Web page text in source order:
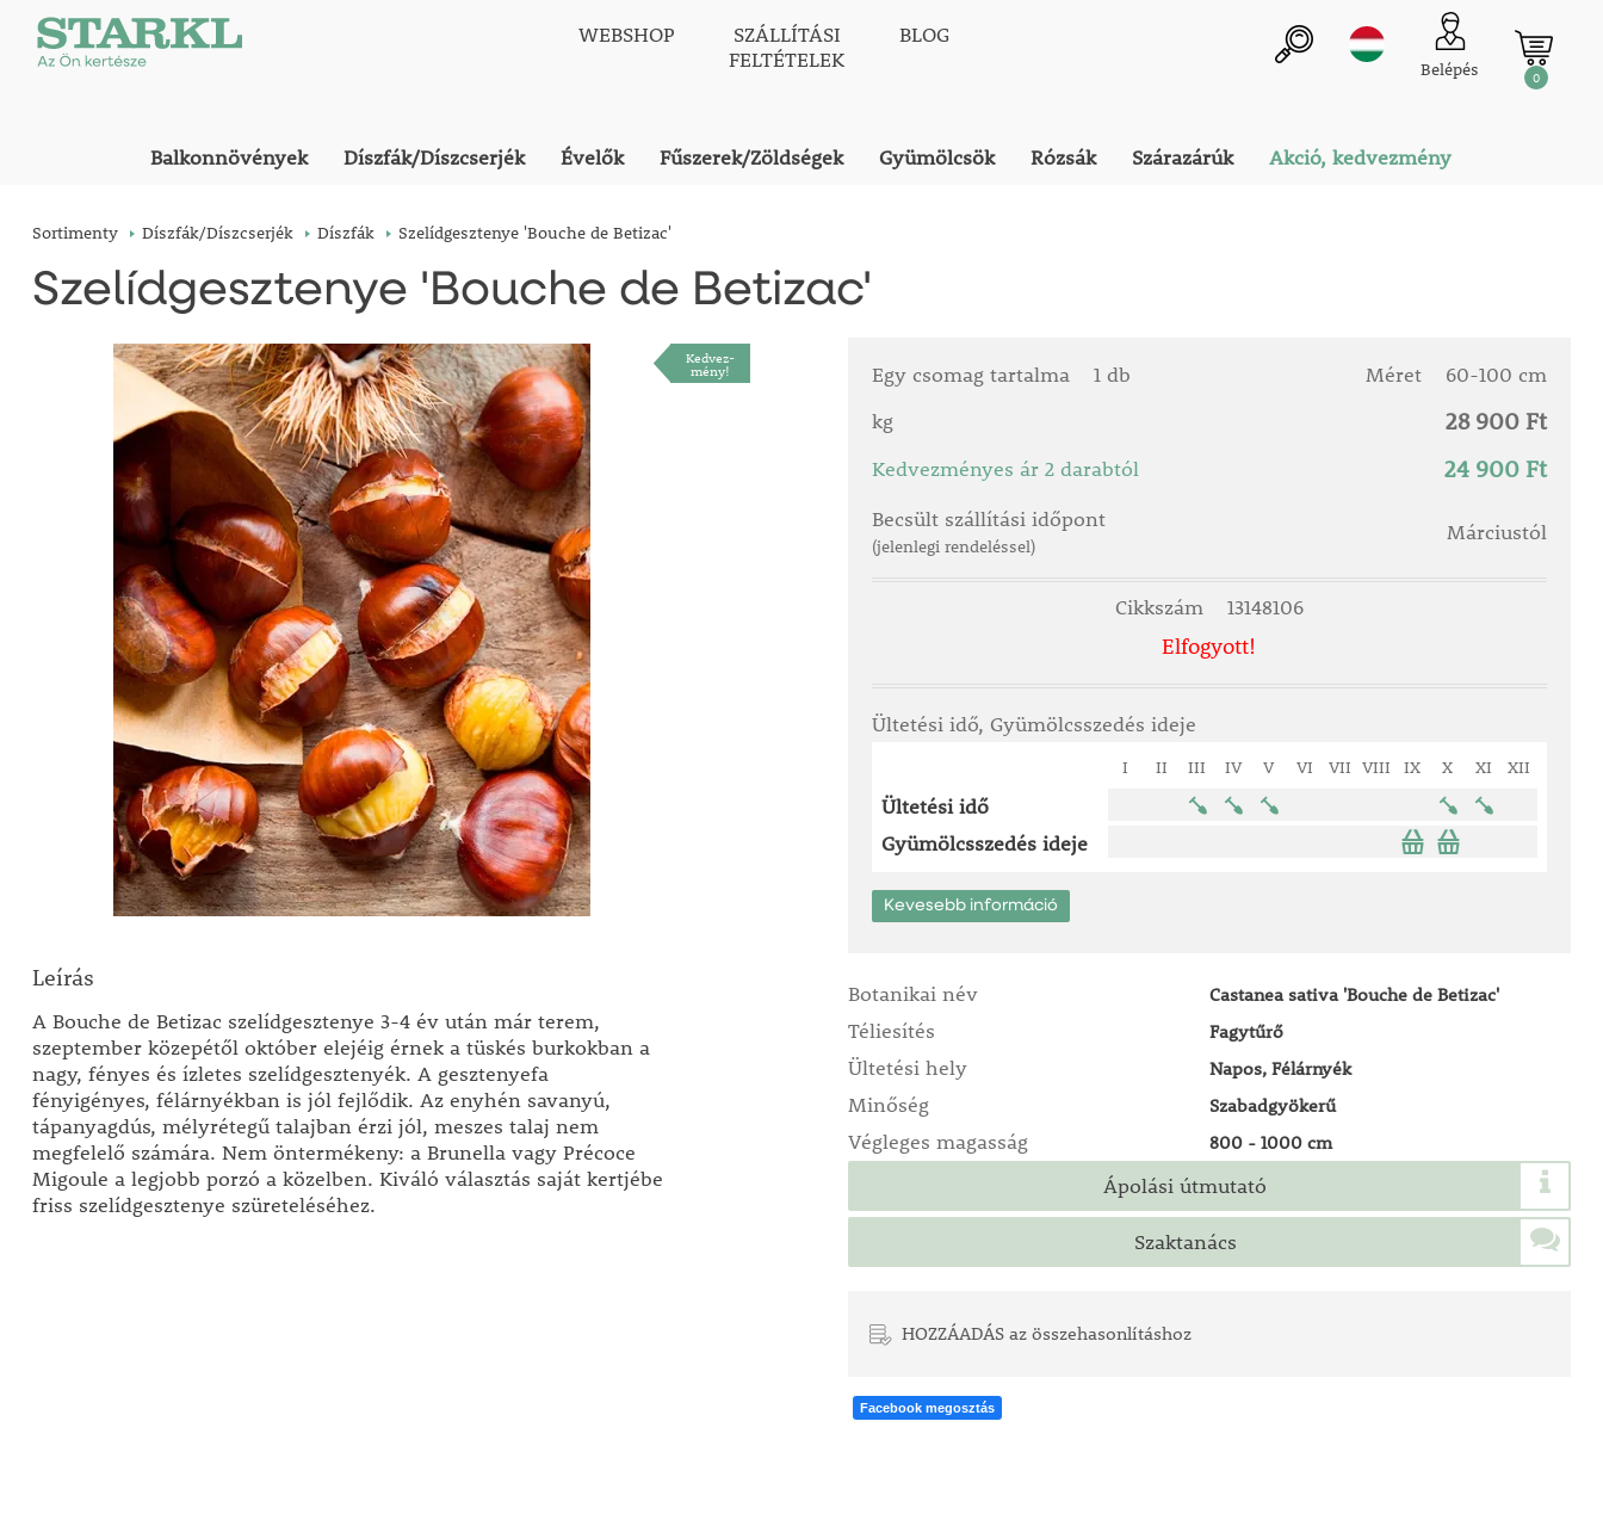
WEBSHOP
SZÁLLÍTÁSI
FELTÉTELEK
BLOG
Belépés 0
Balkonnövények Díszfák/Díszcserjék Évelők Fűszerek/Zöldségek Gyümölcsök Rózsák Szárazárúk Akció, kedvezmény
Sortimenty Díszfák/Díszcserjék Díszfák Szelídgesztenye 'Bouche de Betizac'
Szelídgesztenye 'Bouche de Betizac'
Kedvez-
mény!
Leírás
A Bouche de Betizac szelídgesztenye 3-4 év után már terem,
szeptember közepétől október elejéig érnek a tüskés burkokban a
nagy, fényes és ízletes szelídgesztenyék. A gesztenyefa
fényigényes, félárnyékban is jól fejlődik. Az enyhén savanyú,
tápanyagdús, mélyrétegű talajban érzi jól, meszes talaj nem
megfelelő számára. Nem öntermékeny: a Brunella vagy Précoce
Migoule a legjobb porzó a közelben. Kiváló választás saját kertjébe
friss szelídgesztenye szüreteléséhez.
Egy csomag tartalma 1 db Méret
60-100 cm
kg
28 900 Ft
Kedvezményes ár 2 darabtól 24 900 Ft
Becsült szállítási időpont
(jelenlegi rendeléssel)
Márciustól
Cikkszám 13148106
Elfogyott!
Ültetési idő, Gyümölcsszedés ideje
I II III IV V VI VII VIII IX X XI XII
Ültetési idő
Gyümölcsszedés ideje
Kevesebb információ
Botanikai név Castanea sativa 'Bouche de Betizac'
Téliesítés Fagytűrő
Ültetési hely Napos, Félárnyék
Minőség Szabadgyökerű
Végleges magasság 800 - 1000 cm
Ápolási útmutató
Szaktanács
HOZZÁADÁS az összehasonlításhoz
Facebook megosztás